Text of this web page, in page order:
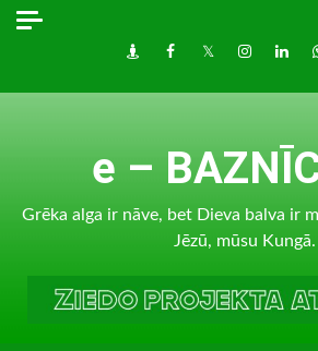
Skip
DraugiemFacebook
TwitterInstagram
e –
Grēka alga ir nāve, bet Dieva balva ir
Jēzū, mūsu Kungā.